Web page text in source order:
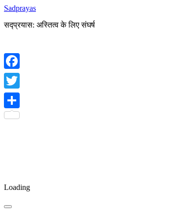
Sadprayas
सद्प्रयास: अस्तित्व के लिए संघर्ष
Loading
Facebook
Twitter
Share